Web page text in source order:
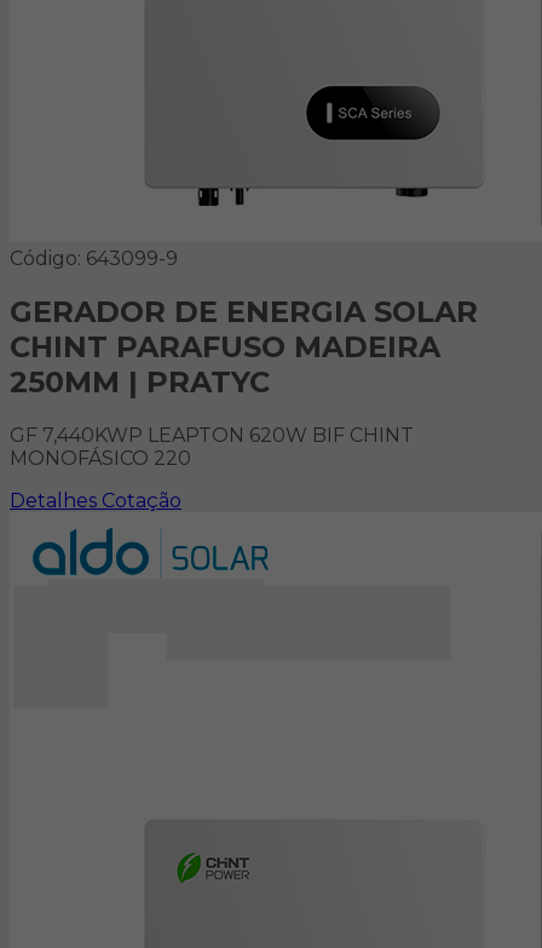
Código: 643099-9
GERADOR DE ENERGIA SOLAR
CHINT PARAFUSO MADEIRA
250MM | PRATYC
GF 7,440KWP LEAPTON 620W BIF CHINT
MONOFÁSICO 220
Detalhes Cotação